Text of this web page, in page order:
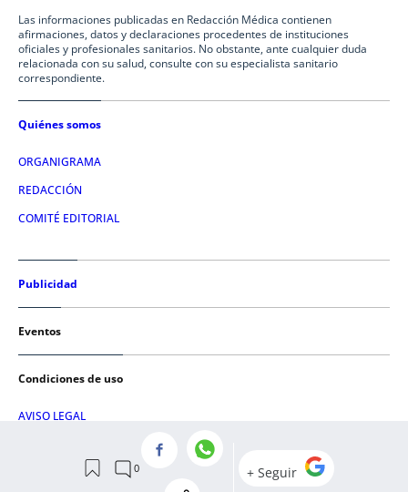
Las informaciones publicadas en Redacción Médica contienen
afirmaciones, datos y declaraciones procedentes de instituciones
oficiales y profesionales sanitarios. No obstante, ante cualquier duda
relacionada con su salud, consulte con su especialista sanitario
correspondiente.
Quiénes somos
ORGANIGRAMA
REDACCIÓN
COMITÉ EDITORIAL
Publicidad
Eventos
Condiciones de uso
AVISO LEGAL
POLÍTICA DE COOKIES